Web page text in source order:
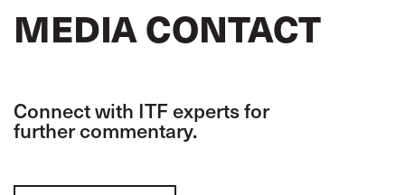
MEDIA CONTACT
Connect with ITF experts for
further commentary.